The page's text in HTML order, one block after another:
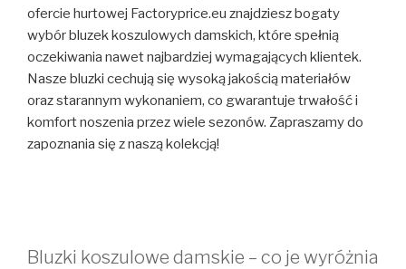
ofercie hurtowej Factoryprice.eu znajdziesz bogaty
wybór bluzek koszulowych damskich, które spełnią
oczekiwania nawet najbardziej wymagających klientek.
Nasze bluzki cechują się wysoką jakością materiałów
oraz starannym wykonaniem, co gwarantuje trwałość i
komfort noszenia przez wiele sezonów. Zapraszamy do
zapoznania się z naszą kolekcją!
Bluzki koszulowe damskie – co je wyróżnia